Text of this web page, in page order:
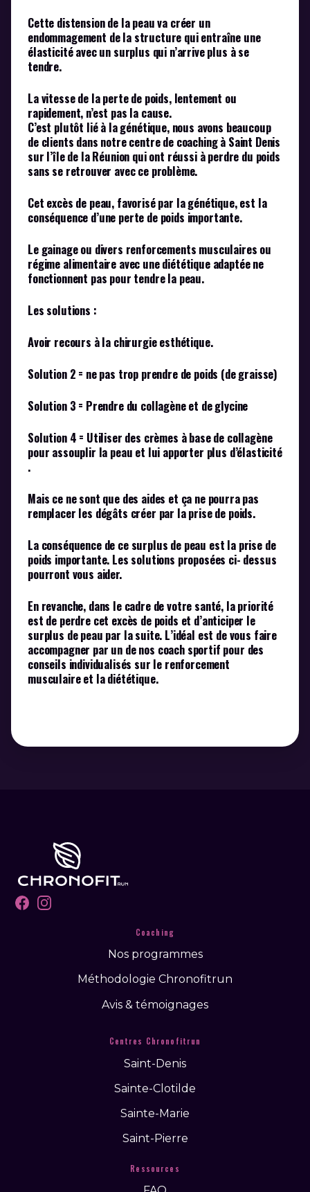
Cette distension de la peau va créer un
endommagement de la structure qui entraîne une
élasticité avec un surplus qui n’arrive plus à se
tendre.
La vitesse de la perte de poids, lentement ou
rapidement, n’est pas la cause.
C’est plutôt lié à la génétique, nous avons beaucoup
de clients dans notre centre de coaching à Saint Denis
sur l’île de la Réunion qui ont réussi à perdre du poids
sans se retrouver avec ce problème.
Cet excès de peau, favorisé par la génétique, est la
conséquence d’une perte de poids importante.
Le gainage ou divers renforcements musculaires ou
régime alimentaire avec une diététique adaptée ne
fonctionnent pas pour tendre la peau.
Les solutions :
Avoir recours à la chirurgie esthétique.
Solution 2 = ne pas trop prendre de poids (de graisse)
Solution 3 = Prendre du collagène et de glycine
Solution 4 = Utiliser des crèmes à base de collagène
pour assouplir la peau et lui apporter plus d’élasticité
.
Mais ce ne sont que des aides et ça ne pourra pas
remplacer les dégâts créer par la prise de poids.
La conséquence de ce surplus de peau est la prise de
poids importante. Les solutions proposées ci- dessus
pourront vous aider.
En revanche, dans le cadre de votre santé, la priorité
est de perdre cet excès de poids et d’anticiper le
surplus de peau par la suite. L’idéal est de vous faire
accompagner par un de nos coach sportif pour des
conseils individualisés sur le renforcement
musculaire et la diététique.
Facebook
Instagram
Coaching
Nos programmes
Méthodologie Chronofitrun
Avis & témoignages
Centres Chronofitrun
Saint-Denis
Sainte-Clotilde
Sainte-Marie
Saint-Pierre
Ressources